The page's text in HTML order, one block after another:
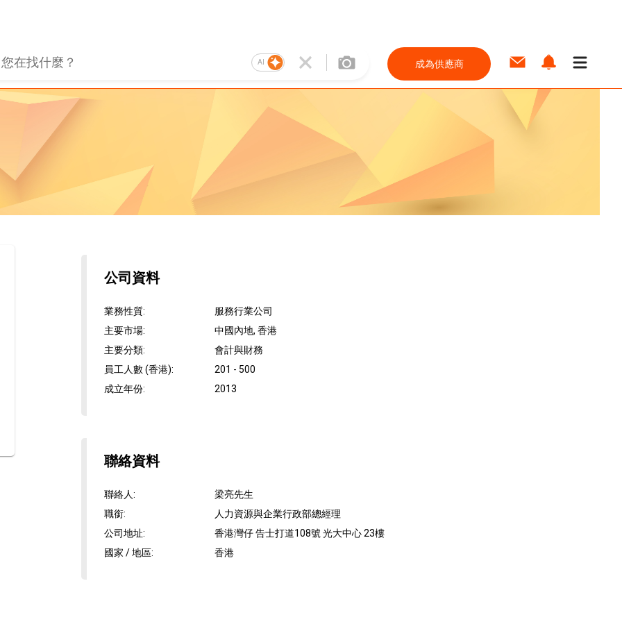
AI 成為供應商
公司資料
業務性質:
服務行業公司
主要市場:
中國內地, 香港
主要分類:
會計與財務
員工人數 (香港):
201 - 500
成立年份: 2013
聯絡資料
聯絡人:
梁亮先生
職銜:
人力資源與企業行政部總經理
公司地址:
香港灣仔 告士打道108號 光大中心 23樓
國家 / 地區: 香港